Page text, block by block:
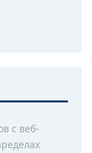
с веб-